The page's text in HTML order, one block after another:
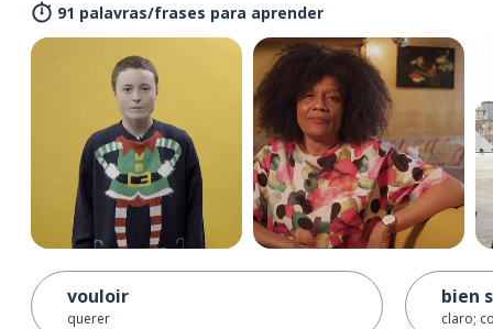
91 palavras/frases para aprender
vouloir
querer
bien
claro;